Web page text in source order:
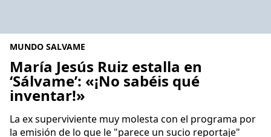
MUNDO SALVAME
María Jesús Ruiz estalla en
‘Sálvame’: «¡No sabéis qué
inventar!»
La ex superviviente muy molesta con el programa por
la emisión de lo que le "parece un sucio reportaje"